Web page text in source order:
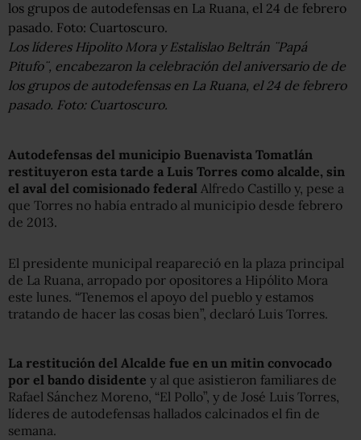
Los líderes Hipolito Mora y Estalislao Beltrán ¨Papá
Pitufo¨, encabezaron la celebración del aniversario de de
los grupos de autodefensas en La Ruana, el 24 de febrero
pasado. Foto: Cuartoscuro.
Autodefensas del municipio Buenavista Tomatlán
restituyeron esta tarde a Luis Torres como alcalde, sin
el aval del comisionado federal Alfredo Castillo y, pese a
que Torres no había entrado al municipio desde febrero
de 2013.
El presidente municipal reapareció en la plaza principal
de La Ruana, arropado por opositores a Hipólito Mora
este lunes. “Tenemos el apoyo del pueblo y estamos
tratando de hacer las cosas bien”, declaró Luis Torres.
La restitución del Alcalde fue en un mitin convocado
por el bando disidente y al que asistieron familiares de
Rafael Sánchez Moreno, “El Pollo”, y de José Luis Torres,
líderes de autodefensas hallados calcinados el fin de
semana.